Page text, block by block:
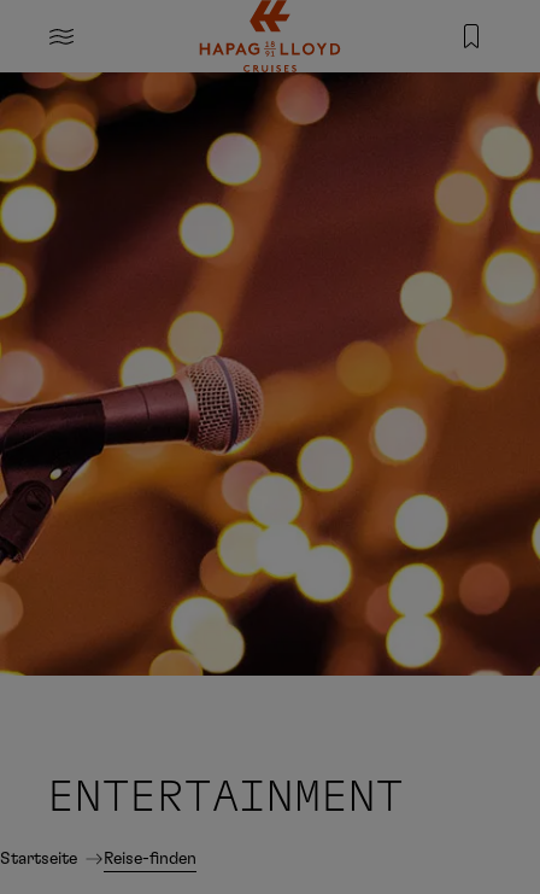
Springe zum Hauptinhalt
MENU
ENTERTAINMENT
Startseite Reise-finden